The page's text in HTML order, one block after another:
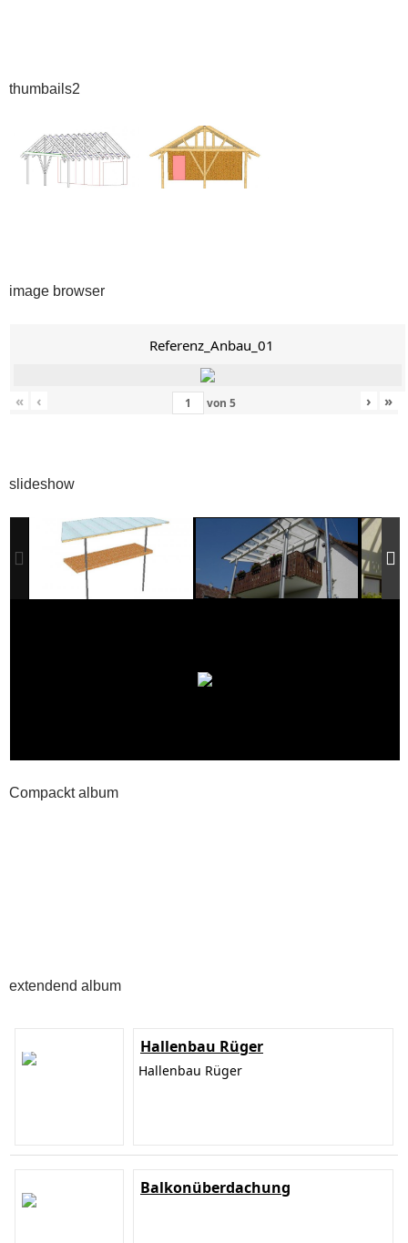
thumbails2
image browser
Referenz_Anbau_01
« ‹ von 5 › »
slideshow
Compackt album
extendend album
Hallenbau Rüger
Hallenbau Rüger
Balkonüberdachung